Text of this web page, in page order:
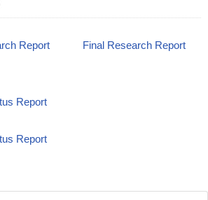
Report
Final Research Report
Report
Report